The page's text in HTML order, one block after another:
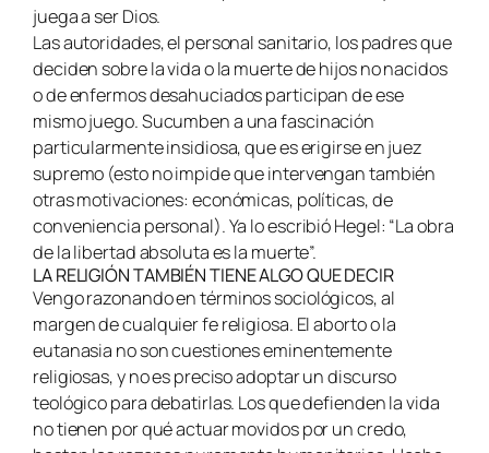
juega a ser Dios.
Las autoridades, el personal sanitario, los padres que
deciden sobre la vida o la muerte de hijos no nacidos
o de enfermos desahuciados participan de ese
mismo juego. Sucumben a una fascinación
particularmente insidiosa, que es erigirse en juez
supremo (esto no impide que intervengan también
otras motivaciones: económicas, políticas, de
conveniencia personal). Ya lo escribió Hegel: “La obra
de la libertad absoluta es la muerte”.
LA RELIGIÓN TAMBIÉN TIENE ALGO QUE DECIR
Vengo razonando en términos sociológicos, al
margen de cualquier fe religiosa. El aborto o la
eutanasia no son cuestiones eminentemente
religiosas, y no es preciso adoptar un discurso
teológico para debatirlas. Los que defienden la vida
no tienen por qué actuar movidos por un credo,